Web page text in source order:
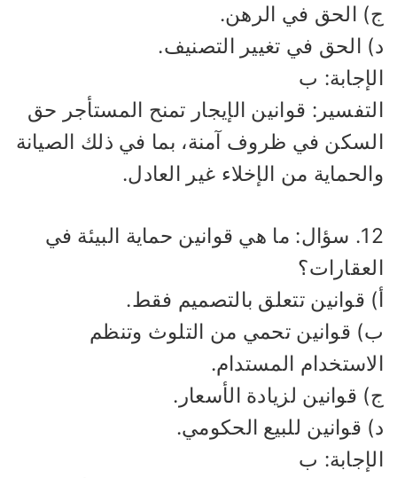
الحق في الرهن.
الحق في تغيير التصنيف.
ب
قوانين الإيجار تمنح المستأجر حق
في ظروف آمنة، بما في ذلك الصيانة
من الإخلاء غير العادل.
12. سؤال: ما هي قوانين حماية البيئة في
قوانين تتعلق بالتصميم فقط.
قوانين تحمي من التلوث وتنظم
المستدام.
قوانين لزيادة الأسعار.
قوانين للبيع الحكومي.
ب